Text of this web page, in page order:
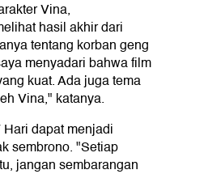
Vina,
hasil akhir dari
tentang korban geng
menyadari bahwa film
kuat. Ada juga tema
Vina," katanya.
dapat menjadi
sembrono. "Setiap
jangan sembarangan